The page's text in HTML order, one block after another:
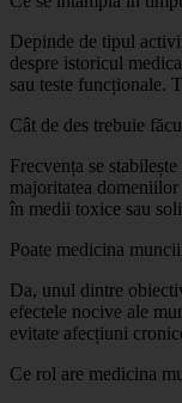
Depinde de tipul
despre istoricul
sau teste funcționale.
Cât de des trebuie
Frecvența se
majoritatea
în medii toxice sau
Poate medicina
Da, unul dintre
efectele nocive ale
evitate afecțiuni
Ce rol are medicina